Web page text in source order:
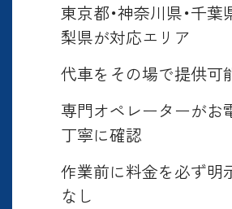
東京都・神奈川県・千葉
梨県が対応エリア
代車をその場で提供可
専門オペレーターがお
丁寧に確認
作業前に料金を必ず明
なし